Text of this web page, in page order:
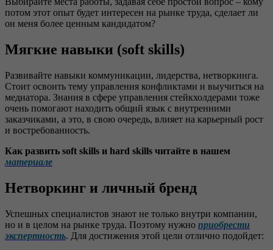
потом этот опыт будет интересен на рынке труда, сделает ли
он меня более ценным кандидатом?
Мягкие навыки (soft skills)
Развивайте навыки коммуникации, лидерства, нетворкинга.
Стоит освоить тему управления конфликтами и выучиться на
медиатора. Знания в сфере управления стейкхолдерами тоже
очень помогают находить общий язык с внутренними
заказчиками, а это, в свою очередь, влияет на карьерный рост
и востребованность.
Как развить soft skills и hard skills читайте в нашем
материале
Нетворкинг и личный бренд
Успешных специалистов знают не только внутри компании,
но и в целом на рынке труда. Поэтому нужно приобрести
экспертность. Для достижения этой цели отлично подойдет: